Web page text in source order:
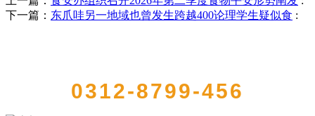
下一篇： 东爪哇另一地域也曾发生跨越400论理学生疑似食 :
0312-8799-456